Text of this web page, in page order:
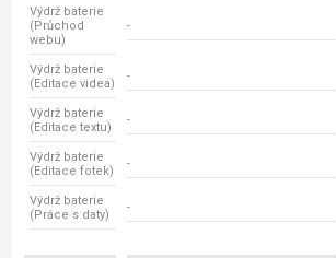
Výdrž baterie
(Průchod
webu)
-
Výdrž baterie
(Editace videa)
-
Výdrž baterie
(Editace textu)
-
Výdrž baterie
(Editace fotek)
-
Výdrž baterie
(Práce s daty)
-